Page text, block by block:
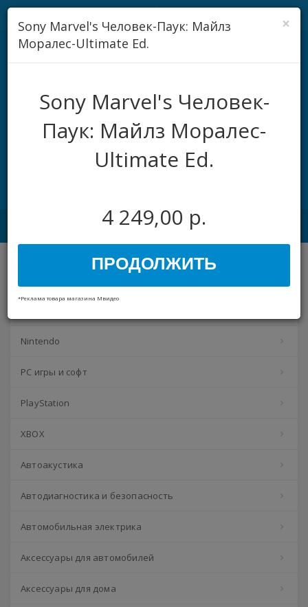
Nintendo
PC игры и софт
PlayStation
XBOX
Автоакустика
Автодиагностика и безопасность
Автомобильная электрика
Аксессуары для автомобилей
Аксессуары для дома
×
Sony Marvel's Человек-Паук: Майлз
Моралес-Ultimate Ed.
Sony Marvel's Человек-
Паук: Майлз Моралес-
Ultimate Ed.
4 249,00 р.
ПРОДОЛЖИТЬ
*Реклама товара магазина Мвидео